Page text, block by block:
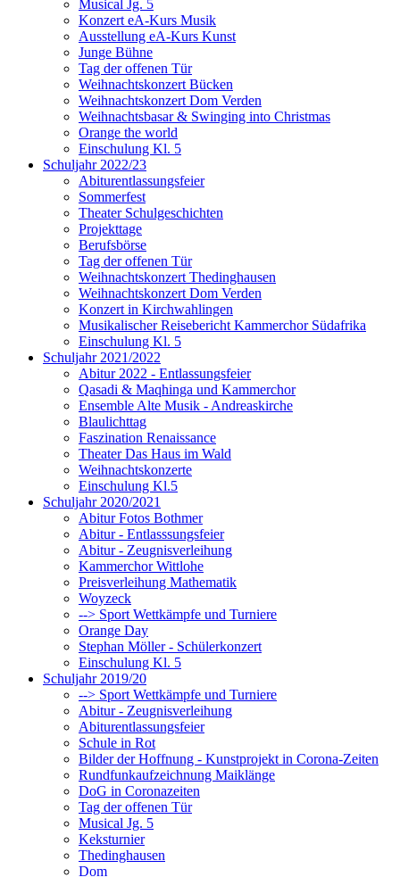
Musical Jg. 5
Konzert eA-Kurs Musik
Ausstellung eA-Kurs Kunst
Junge Bühne
Tag der offenen Tür
Weihnachtskonzert Bücken
Weihnachtskonzert Dom Verden
Weihnachtsbasar & Swinging into Christmas
Orange the world
Einschulung Kl. 5
Schuljahr 2022/23
Abiturentlassungsfeier
Sommerfest
Theater Schulgeschichten
Projekttage
Berufsbörse
Tag der offenen Tür
Weihnachtskonzert Thedinghausen
Weihnachtskonzert Dom Verden
Konzert in Kirchwahlingen
Musikalischer Reisebericht Kammerchor Südafrika
Einschulung Kl. 5
Schuljahr 2021/2022
Abitur 2022 - Entlassungsfeier
Qasadi & Maqhinga und Kammerchor
Ensemble Alte Musik - Andreaskirche
Blaulichttag
Faszination Renaissance
Theater Das Haus im Wald
Weihnachtskonzerte
Einschulung Kl.5
Schuljahr 2020/2021
Abitur Fotos Bothmer
Abitur - Entlasssungsfeier
Abitur - Zeugnisverleihung
Kammerchor Wittlohe
Preisverleihung Mathematik
Woyzeck
--> Sport Wettkämpfe und Turniere
Orange Day
Stephan Möller - Schülerkonzert
Einschulung Kl. 5
Schuljahr 2019/20
--> Sport Wettkämpfe und Turniere
Abitur - Zeugnisverleihung
Abiturentlassungsfeier
Schule in Rot
Bilder der Hoffnung - Kunstprojekt in Corona-Zeiten
Rundfunkaufzeichnung Maiklänge
DoG in Coronazeiten
Tag der offenen Tür
Musical Jg. 5
Keksturnier
Thedinghausen
Dom